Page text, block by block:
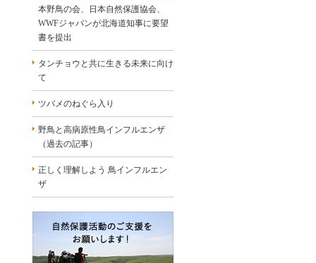
本野鳥の会、日本自然保護協会、
WWFジャパンが北海道知事に要望
書を提出
タンチョウと共に生きる未来に向け
て
ツバメのねぐら入り
野鳥と高病原性鳥インフルエンザ
（過去の記事）
正しく理解しよう 鳥インフルエン
ザ